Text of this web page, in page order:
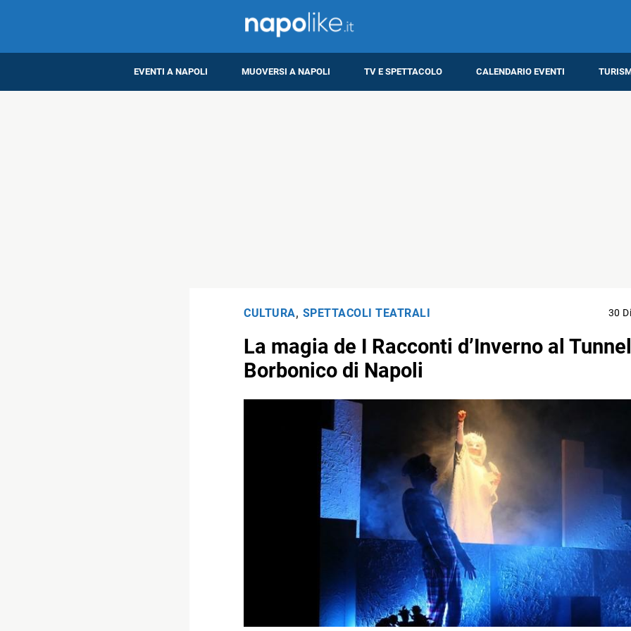
EVENTI A NAPOLI MUOVERSI A NAPOLI TV E SPETTACOLO CALENDARIO EVENTI
CULTURA, SPETTACOLI TEATRALI 30
La magia de I Racconti d’Inverno al Tunnel
Borbonico di Napoli